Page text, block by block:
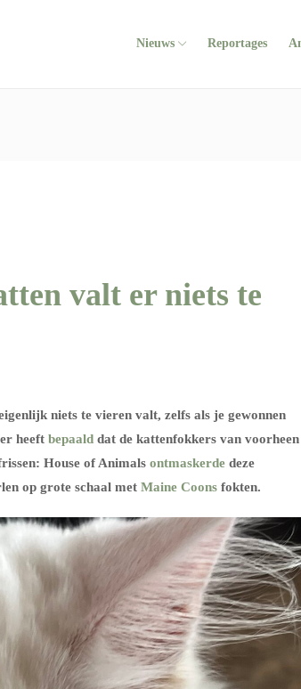
Nieuws Reportages
valt er niets te
niets te vieren valt, zelfs als je gewonnen
heeft bepaald dat de kattenfokkers van voorheen
House of Animals ontmaskerde deze
op grote schaal met Maine Coons fokten.